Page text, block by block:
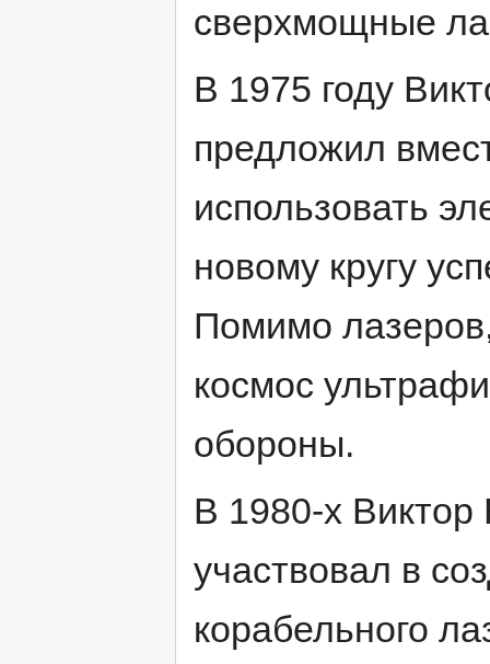
сверхмощные
В 1975 году
предложил
использовать
новому кругу
Помимо
космос
обороны.
В 1980-х Виктор
участвовал в
корабельного